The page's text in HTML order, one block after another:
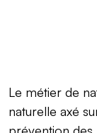
Le métier de
naturelle axé